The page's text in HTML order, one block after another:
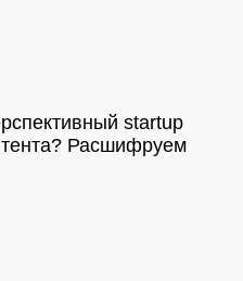
startup
Расшифруем